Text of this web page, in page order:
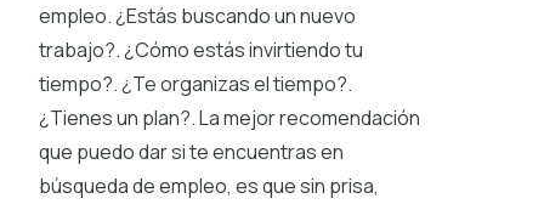
empleo. ¿Estás buscando un nuevo
trabajo?. ¿Cómo estás invirtiendo tu
tiempo?. ¿Te organizas el tiempo?.
¿Tienes un plan?. La mejor recomendación
que puedo dar si te encuentras en
búsqueda de empleo, es que sin prisa,